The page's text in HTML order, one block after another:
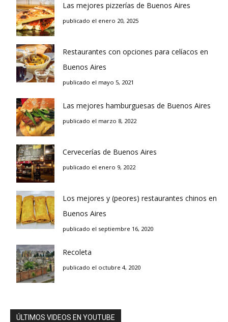
Las mejores pizzerías de Buenos Aires
publicado el enero 20, 2025
Restaurantes con opciones para celíacos en
Buenos Aires
publicado el mayo 5, 2021
Las mejores hamburguesas de Buenos Aires
publicado el marzo 8, 2022
Cervecerías de Buenos Aires
publicado el enero 9, 2022
Los mejores y (peores) restaurantes chinos en
Buenos Aires
publicado el septiembre 16, 2020
Recoleta
publicado el octubre 4, 2020
ÚLTIMOS VIDEOS EN YOUTUBE